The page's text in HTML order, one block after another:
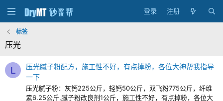
登录 注册
标签
压光
L
压光腻子粉配方，施工性不好，有点掉粉，各位大神帮我指导
一下
压光腻子粉：灰钙225公斤，轻钙50公斤，双飞粉775公斤，纤维
素6.25公斤,腻子粉改良剂1公斤，施工性不好，有点掉粉，各位大